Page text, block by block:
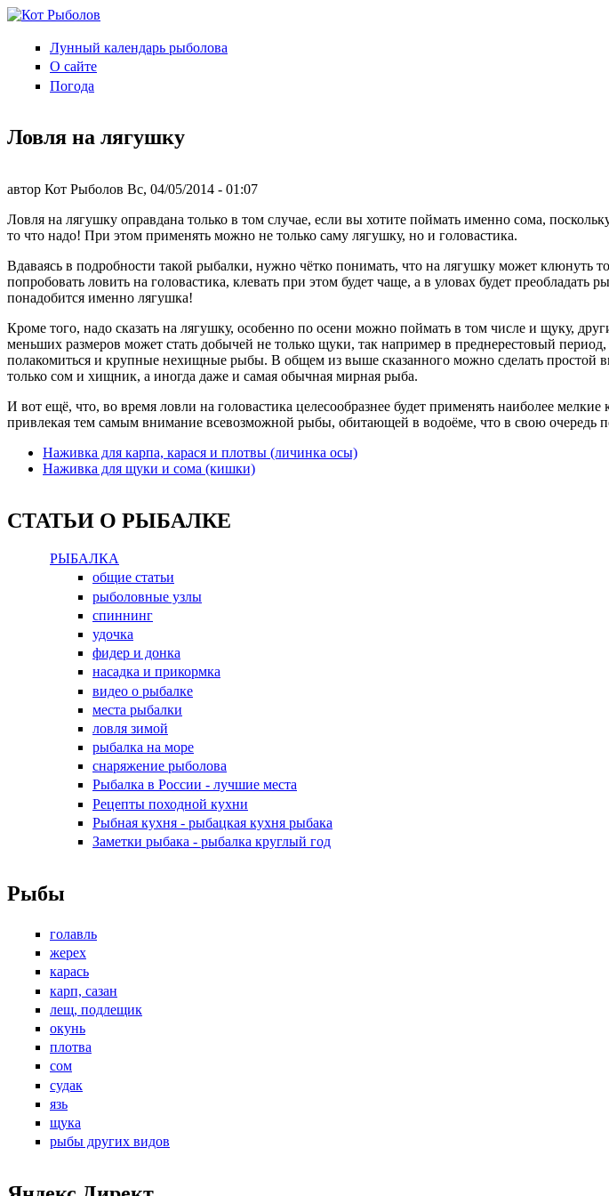
Перейти к основному содержанию
Кот
Рыболов
Лунный календарь рыболова
О сайте
Погода
Ловля на лягушку
автор Кот Рыболов Вс, 04/05/2014 - 01:07
Ловля на лягушку оправдана только в том случае, если вы хотите поймать именно сома,
то что надо! При этом применять можно не только саму лягушку, но и головастика.
Вдаваясь в подробности такой рыбалки, нужно чётко понимать, что на лягушку может клюнуть
попробовать ловить на головастика, клевать при этом будет чаще, а в уловах будет
понадобится именно лягушка!
Кроме того, надо сказать на лягушку, особенно по осени можно поймать в том числе и щуку,
меньших размеров может стать добычей не только щуки, так например в преднерестовый
полакомиться и крупные нехищные рыбы. В общем из выше сказанного можно сделать простой
только сом и хищник, а иногда даже и самая обычная мирная рыба.
И вот ещё, что, во время ловли на головастика целесообразнее будет применять наиболее
привлекая тем самым внимание всевозможной рыбы, обитающей в водоёме, что в свою
Наживка для карпа, карася и плотвы (личинка осы)
Наживка для щуки и сома (кишки)
СТАТЬИ О РЫБАЛКЕ
РЫБАЛКА
общие статьи
рыболовные узлы
спиннинг
удочка
фидер и донка
насадка и прикормка
видео о рыбалке
места рыбалки
ловля зимой
рыбалка на море
снаряжение рыболова
Рыбалка в России - лучшие места
Рецепты походной кухни
Рыбная кухня - рыбацкая кухня рыбака
Заметки рыбака - рыбалка круглый год
Рыбы
голавль
жерех
карась
карп, сазан
лещ, подлещик
окунь
плотва
сом
судак
язь
щука
рыбы других видов